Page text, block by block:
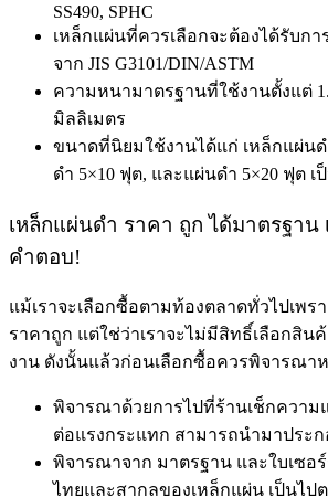
SS490, SPHC
เหล็กแผ่นที่ควรเลือกจะต้องได้รับก
จาก JIS G3101/DIN/ASTM
ความหนามาตรฐานที่ใช้งานตั้งแต่
มิลลิเมตร
ขนาดที่นิยมใช้งานได้แก่ เหล็กแผ่นดํ
ดํา 5×10 ฟุต, และแผ่นดำ 5×20 ฟุต เ
เหล็กแผ่นดำ ราคา ถูก ได้มาตรฐาน
คำตอบ!
แม้เราจะเลือกซื้อตามท้องตลาดทั่วไปเพร
ราคาถูก แต่ใช่ว่าเราจะไม่มีสิทธิ์เลือกสิ
งาน ดังนั้นแล้วก่อนเลือกซื้อควรพิจารณา
พิจารณาด้วยการไปที่ร้านเช็กควา
ต่อแรงกระแทก สามารถนำมาประ
พิจารณาจาก มาตรฐาน และใบเซอ
ไทยและสากลของเหล็กแผ่น เป็นไ